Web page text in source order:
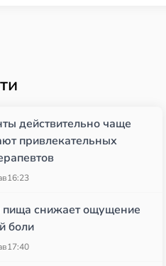
действительно чаще
привлекательных
в16:23
пища снижает ощущение
боли
в17:40